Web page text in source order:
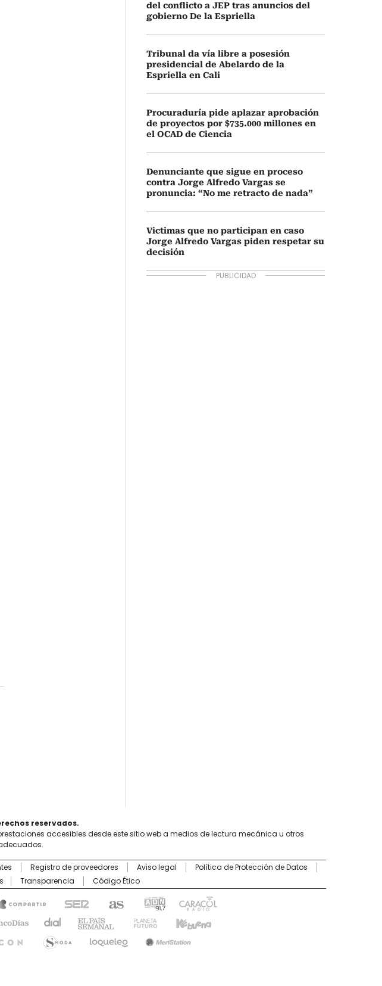
del conflicto a JEP tras anuncios del
gobierno De la Espriella
Tribunal da vía libre a posesión
presidencial de Abelardo de la
Espriella en Cali
Procuraduría pide aplazar aprobación
de proyectos por $735.000 millones en
el OCAD de Ciencia
Denunciante que sigue en proceso
contra Jorge Alfredo Vargas se
pronuncia: “No me retracto de nada”
Victimas que no participan en caso
Jorge Alfredo Vargas piden respetar su
decisión
reservados.
accesibles desde este sitio web a medios de lectura mecánica u otros
Registro de proveedores Aviso legal
Política de Protección de Datos
Transparencia Código Ético